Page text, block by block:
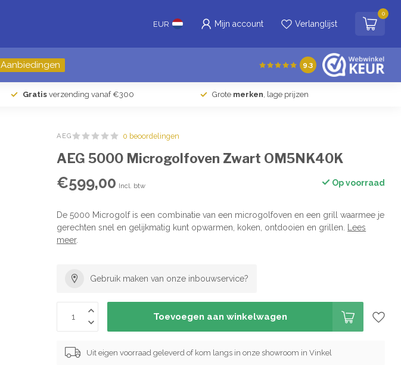
EUR Mijn account Verlanglijst
0
Aanbiedingen 9.3
Gratisverzending vanaf €300 Grote merken, lage prijzen
AEG 0 beoordelingen
AEG 5000 Microgolfoven Zwart OM5NK40K
€599,00 Incl. btw Op voorraad
De 5000 Microgolf is een combinatie van een microgolfoven en een grill waarmee je
gerechten snel en gelijkmatig kunt opwarmen, koken, ontdooien en grillen.
Lees
meer.
Gebruik maken van onze inbouwservice?
Toevoegen aan winkelwagen
Uit eigen voorraad geleverd of kom langs in onze showroom in Vinkel